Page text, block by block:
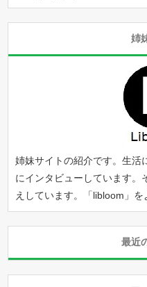
姉
姉妹サイトの紹介です。生活
にインタビューしています。
えしています。「libloom 」
最近